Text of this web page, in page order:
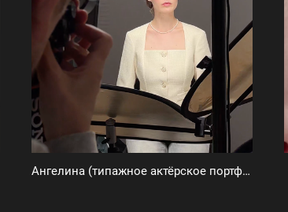
Ангелина (типажное актёрское портфолио)